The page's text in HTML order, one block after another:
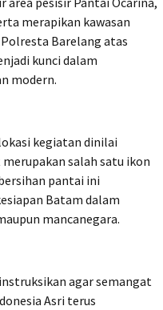
merapikan kawasan
Barelang atas
kunci dalam
modern.
kegiatan dinilai
salah satu ikon
pantai ini
Batam dalam
mancanegara.
agar semangat
Asri terus